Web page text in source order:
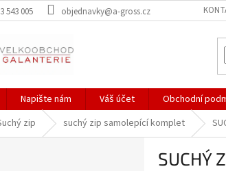
543 005 objednavky@a-gross.cz
Napište nám Váš účet
Obchodní
zip suchý zip samolepící komplet
SUCHÝ